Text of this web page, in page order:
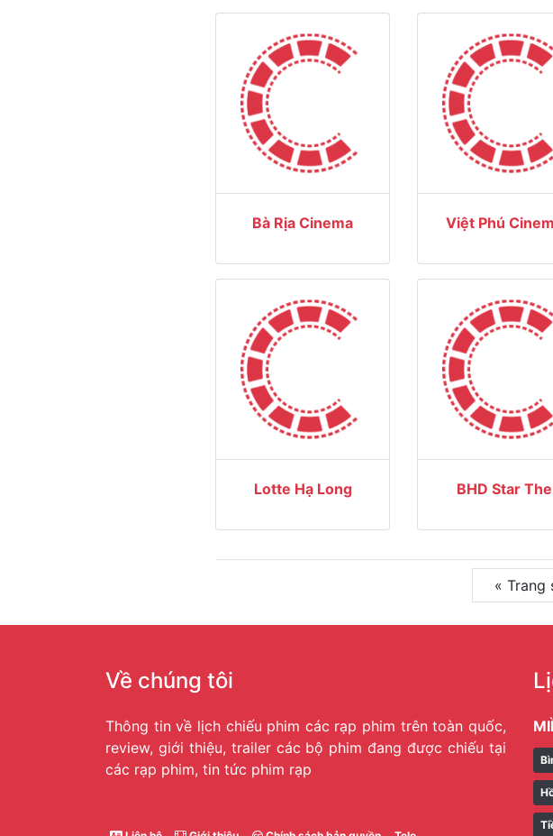
Bà Rịa Cinema Việt Phú
Lotte Hạ Long
BHD Star The
« Trang
Về chúng tôi
Thông tin về lịch chiếu phim các rạp phim trên toàn quốc,
review, giới thiệu, trailer các bộ phim đang được chiếu tại
các rạp phim, tin tức phim rạp